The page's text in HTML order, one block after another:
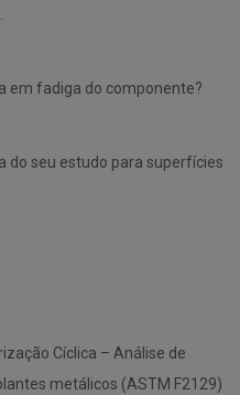
em fadiga do componente?
do seu estudo para superfícies
Cíclica – Análise de
metálicos (ASTM F2129)